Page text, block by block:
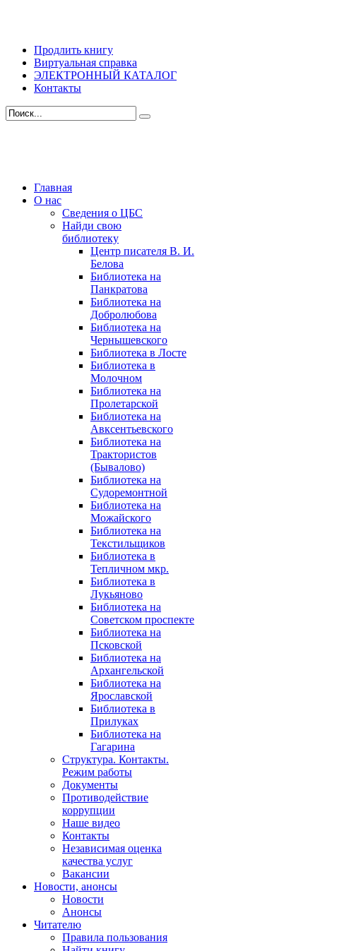
Продлить книгу
Виртуальная справка
ЭЛЕКТРОННЫЙ КАТАЛОГ
Контакты
Главная
О нас
Сведения о ЦБС
Найди свою
библиотеку
Центр писателя В. И.
Белова
Библиотека на
Панкратова
Библиотека на
Добролюбова
Библиотека на
Чернышевского
Библиотека в Лосте
Библиотека в
Молочном
Библиотека на
Пролетарской
Библиотека на
Авксентьевского
Библиотека на
Трактористов
(Бывалово)
Библиотека на
Судоремонтной
Библиотека на
Можайского
Библиотека на
Текстильщиков
Библиотека в
Тепличном мкр.
Библиотека в
Лукьяново
Библиотека на
Советском проспекте
Библиотека на
Псковской
Библиотека на
Архангельской
Библиотека на
Ярославской
Библиотека в
Прилуках
Библиотека на
Гагарина
Структура. Контакты.
Режим работы
Документы
Противодействие
коррупции
Наше видео
Контакты
Независимая оценка
качества услуг
Вакансии
Новости, анонсы
Новости
Анонсы
Читателю
Правила пользования